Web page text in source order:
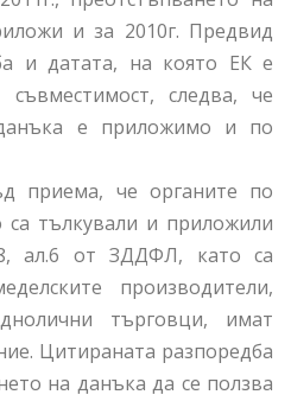
и за 2010г. Предвид
и датата, на която ЕК е
следва, че
е приложимо и по
приема, че органите по
са тълкували и приложили
ал.6 от ЗДДФЛ, като са
производители,
търговци, имат
Цитираната разпоредба
на данъка да се ползва